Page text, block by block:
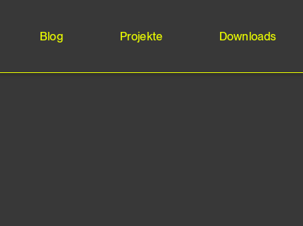
Blog Projekte Downloads